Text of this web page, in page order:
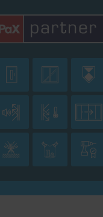
  
  
  